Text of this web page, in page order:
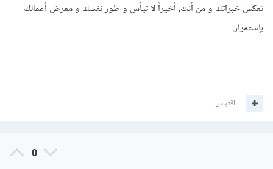
تعكس خبراتك و من أنت، أخيراً لا تيأس و طور نفسك و معرض أعمالك
بإستمرار.
اقتباس
0